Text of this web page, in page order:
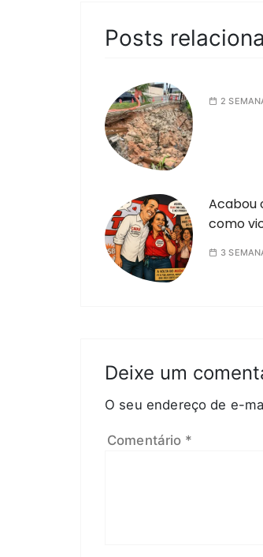
Posts
2
Acabou
como
3
Deixe um
O seu endereço de e-
Comentário *